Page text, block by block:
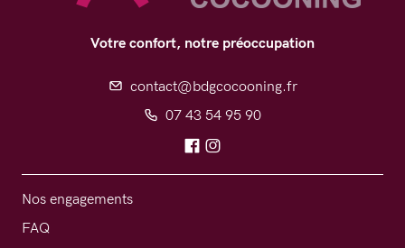
Votre confort, notre préoccupation
contact@bdgcocooning.fr
07 43 54 95 90
Nos engagements
FAQ